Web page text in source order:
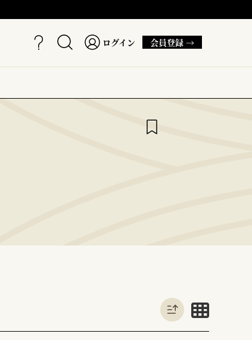
ログイン 会員登録 →